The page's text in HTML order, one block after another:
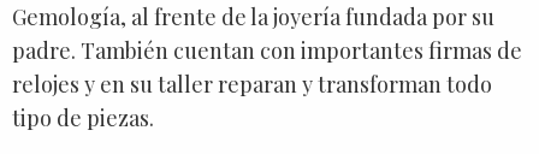
Gemología, al frente de la joyería fundada por su
padre. También cuentan con importantes firmas de
relojes y en su taller reparan y transforman todo
tipo de piezas.